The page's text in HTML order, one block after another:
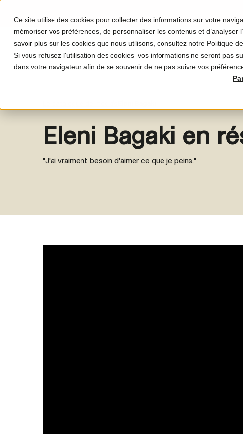
Ce site utilise des cookies pour collecter des informations sur votre
mémoriser vos préférences, de personnaliser les contenus et d’analyser
savoir plus sur les cookies que nous utilisons, consultez notre Politique
Si vous refusez l'utilisation des cookies, vos informations ne seront pas
dans votre navigateur afin de se souvenir de ne pas suivre vos
Eleni Bagaki en
"J'ai vraiment besoin d'aimer ce que je peins."